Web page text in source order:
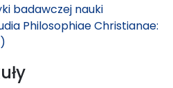
badawczej nauki
Philosophiae Christianae: